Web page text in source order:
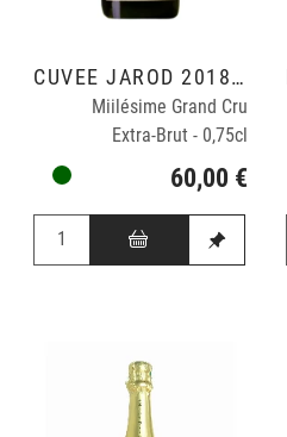
CUVÉE JAROD 2018 - VINIFICATION TONNEAUX 228 L
Miilésime Grand Cru
Extra-Brut - 0,75cl
60,00 €